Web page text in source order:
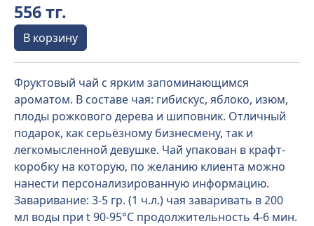
556 тг.
В корзину
Фруктовый чай с ярким запоминающимся
ароматом. В составе чая: гибискус, яблоко, изюм,
плоды рожкового дерева и шиповник. Отличный
подарок, как серьёзному бизнесмену, так и
легкомысленной девушке. Чай упакован в крафт-
коробку на которую, по желанию клиента можно
нанести персонализированную информацию.
Заваривание: 3-5 гр. (1 ч.л.) чая заваривать в 200
мл воды при t 90-95°С продолжительность 4-6 мин.